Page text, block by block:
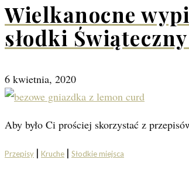
Wielkanocne
słodki
6 kwietnia, 2020
Aby było Ci prościej skorzystać z
Przepisy | Kruche | Słodkie miejsca